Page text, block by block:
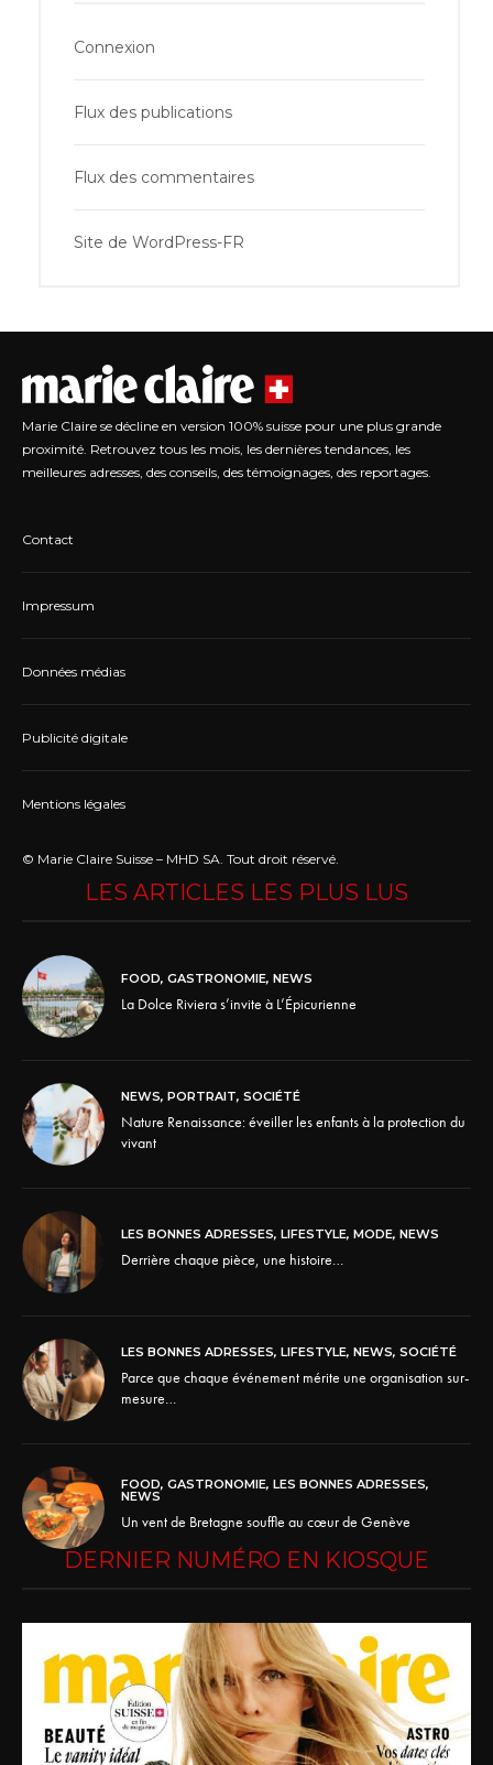
Connexion
Flux des publications
Flux des commentaires
Site de WordPress-FR
Marie Claire se décline en version 100% suisse pour une plus grande
proximité. Retrouvez tous les mois, les dernières tendances, les
meilleures adresses, des conseils, des témoignages, des reportages.
Contact
Impressum
Données médias
Publicité digitale
Mentions légales
© Marie Claire Suisse – MHD SA. Tout droit réservé.
LES ARTICLES LES PLUS LUS
FOOD, GASTRONOMIE, NEWS
La Dolce Riviera s’invite à L’Épicurienne
NEWS, PORTRAIT, SOCIÉTÉ
Nature Renaissance: éveiller les enfants à la protection du
vivant
LES BONNES ADRESSES, LIFESTYLE, MODE, NEWS
Derrière chaque pièce, une histoire…
LES BONNES ADRESSES, LIFESTYLE, NEWS, SOCIÉTÉ
Parce que chaque événement mérite une organisation sur-
mesure…
FOOD, GASTRONOMIE, LES BONNES ADRESSES,
NEWS
Un vent de Bretagne souffle au cœur de Genève
DERNIER NUMÉRO EN KIOSQUE